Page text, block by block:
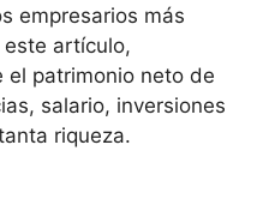
empresarios más
artículo,
el patrimonio neto de
salario, inversiones
riqueza.